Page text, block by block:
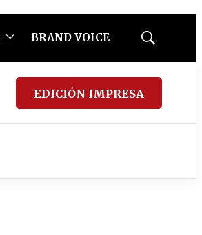
BRAND VOICE
Mostrar
EDICIÓN IMPRESA